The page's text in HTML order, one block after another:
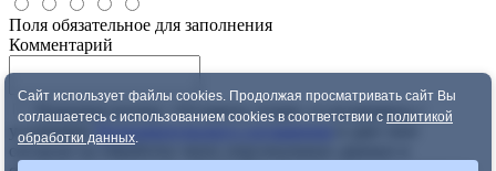
Поля обязательное для заполнения
Комментарий
Нажимая кнопку «Оставить отзыв» я соглашаюсь с
условиямиПользовательского соглашения
согласие на обработку моих персональных данных в
Сайт использует файлы cookies. Продолжая просматривать сайт Вы
соглашаетесь с использованием cookies в соответствии с политикой
обработки данных.